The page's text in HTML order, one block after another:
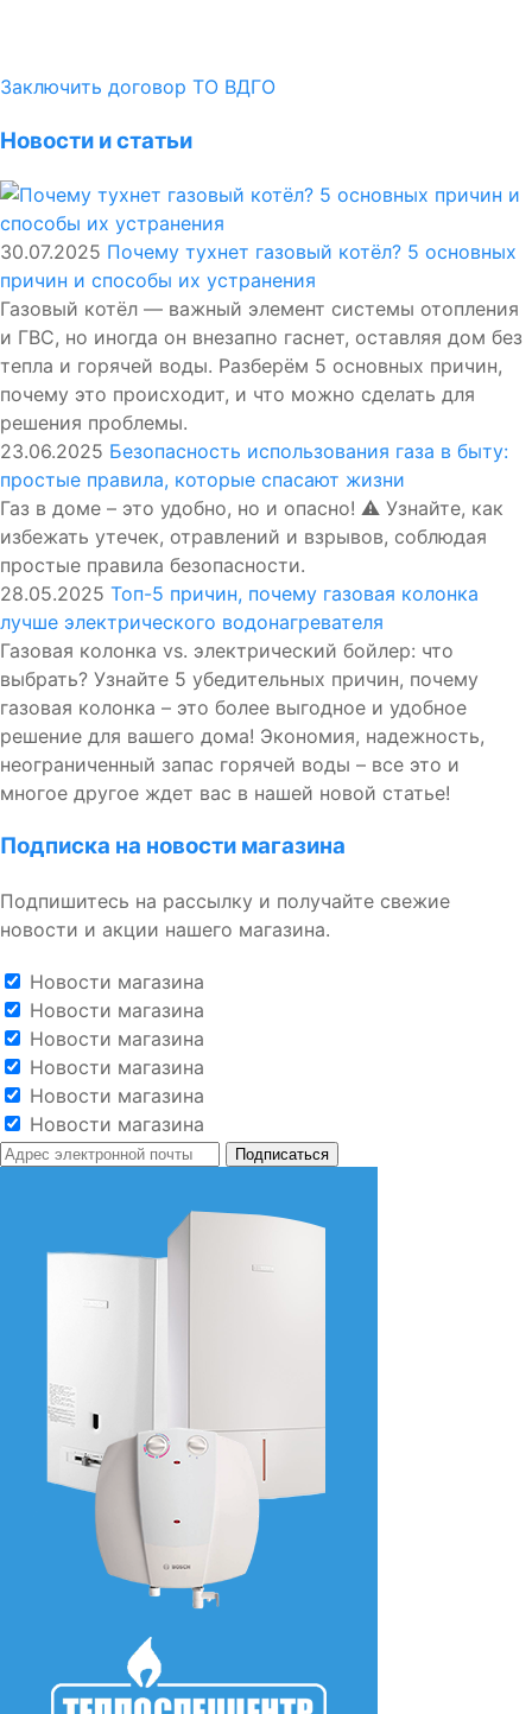
Заключить договор ТО ВДГО
Новости и статьи
30.07.2025 Почему тухнет газовый котёл? 5 основных
причин и способы их устранения
Газовый котёл — важный элемент системы отопления
и ГВС, но иногда он внезапно гаснет, оставляя дом без
тепла и горячей воды. Разберём 5 основных причин,
почему это происходит, и что можно сделать для
решения проблемы.
23.06.2025 Безопасность использования газа в быту:
простые правила, которые спасают жизни
Газ в доме – это удобно, но и опасно! ⚠️ Узнайте, как
избежать утечек, отравлений и взрывов, соблюдая
простые правила безопасности.
28.05.2025 Топ-5 причин, почему газовая колонка
лучше электрического водонагревателя
Газовая колонка vs. электрический бойлер: что
выбрать? Узнайте 5 убедительных причин, почему
газовая колонка – это более выгодное и удобное
решение для вашего дома! Экономия, надежность,
неограниченный запас горячей воды – все это и
многое другое ждет вас в нашей новой статье!
Подписка на новости магазина
Подпишитесь на рассылку и получайте свежие
новости и акции нашего магазина.
Новости магазина
Новости магазина
Новости магазина
Новости магазина
Новости магазина
Новости магазина